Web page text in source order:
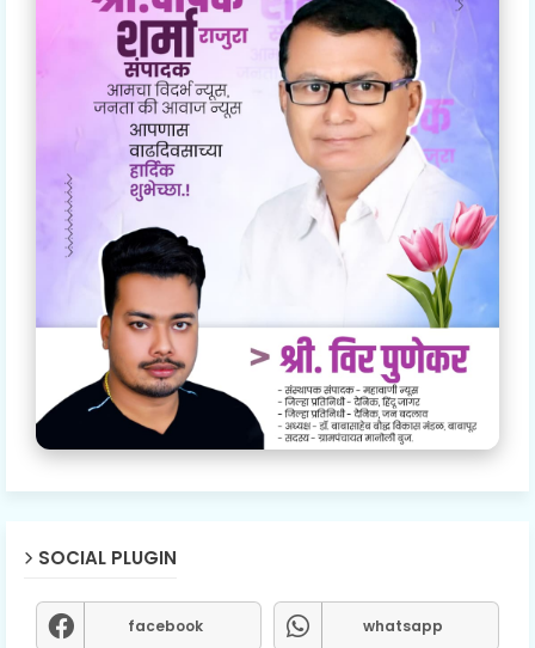
SOCIAL PLUGIN
facebook whatsapp